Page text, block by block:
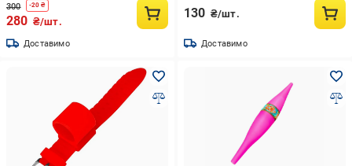
300 -20 ₴
280 ₴/шт.
Доставимо
130 ₴/шт.
Доставимо